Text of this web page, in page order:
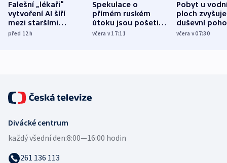
Falešní „lékaři“
vytvoření AI šíří
mezi staršími
Poláky nebezpečné
před 12h
Spekulace o
přímém ruském
útoku jsou pošetilé,
míní estonský
včera v 17:11
Pobyt u
ploch zvyšuje
duševní
ukázala
včera v 07:30
Divácké centrum
každý všední den:8:00—16:00 hodin
261 136 113